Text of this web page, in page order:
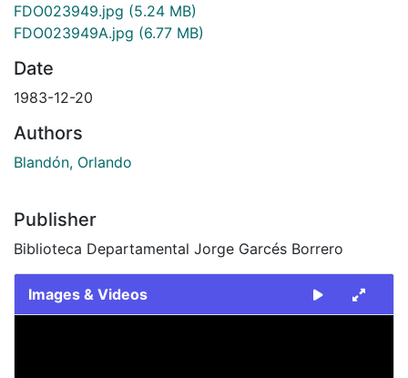
FDO023949.jpg (5.24 MB)
FDO023949A.jpg (6.77 MB)
Date
1983-12-20
Authors
Blandón, Orlando
Publisher
Biblioteca Departamental Jorge Garcés Borrero
Images & Videos